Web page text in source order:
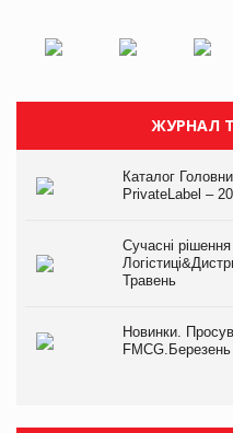
ЖУРНАЛ
Каталог
PrivateLabel –
Сучасні
Травень
Новинки.